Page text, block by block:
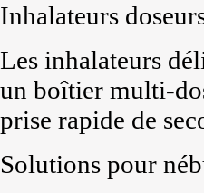
Inhalateurs
Les inhalateurs
un boîtier multi-
prise rapide de
Solutions pour